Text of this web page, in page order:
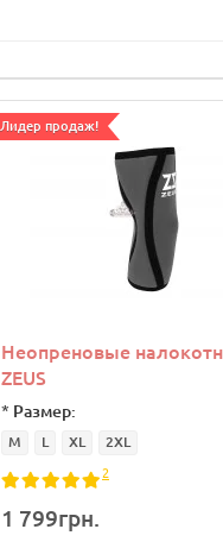
Лидер продаж!
Неопреновые
ZEUS
* Размер:
M L XL 2XL
2
1 799грн.